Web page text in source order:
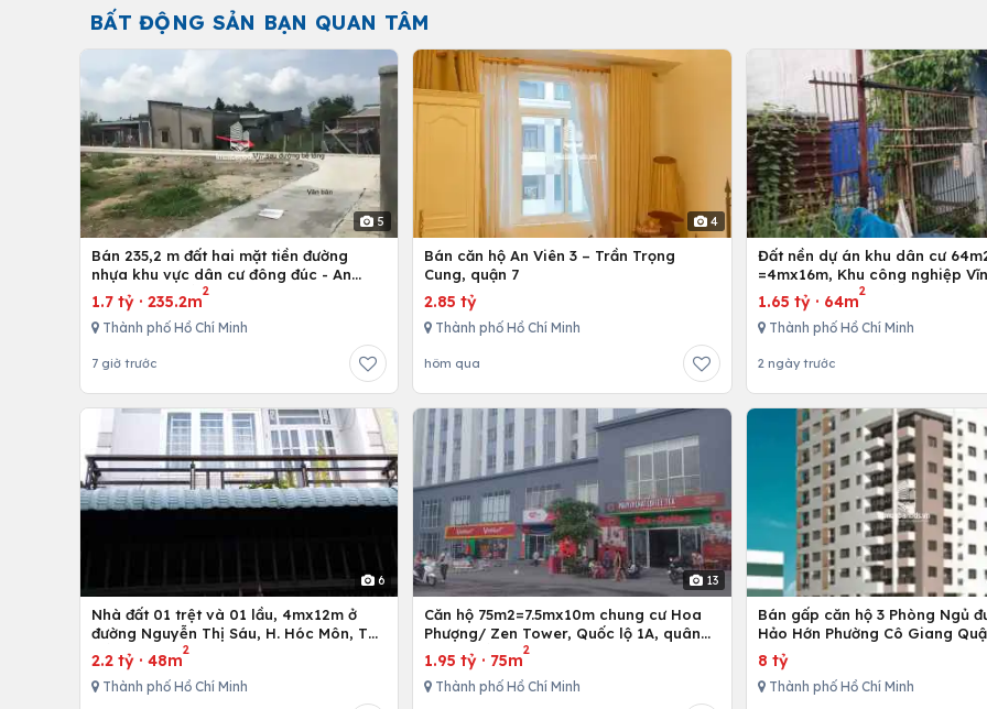
BẤT ĐỘNG SẢN BẠN QUAN TÂM
5
Bán 235,2 m đất hai mặt tiền đường
nhựa khu vực dân cư đông đúc - An
nhứt-Long Điền - Bà Rịa
1.7 tỷ · 235.2m
2
Thành phố Hồ Chí Minh
7 giờ trước
4
Bán căn hộ An Viên 3 – Trần Trọng
Cung, quận 7
2.85 tỷ
Thành phố Hồ Chí Minh
hôm qua
Đất nền dự án khu dân cư
=4mx16m, Khu công nghiệp
Bình Chánh, Tp. Hồ Chí Minh
1.65 tỷ· 64m
2
Thành phố Hồ Chí Minh
2 ngày trước
6
Nhà đất 01 trệt và 01 lầu, 4mx12m ở
đường Nguyễn Thị Sáu, H. Hóc Môn, Tp.
Hồ Chí Minh
2.2 tỷ · 48m
2
Thành phố Hồ Chí Minh
13
Căn hộ 75m2=7.5mx10m chung cư Hoa
Phượng/ Zen Tower, Quốc lộ 1A, quân
12,Tp. Hồ Chí Minh, Việt Nam
1.95 tỷ · 75m
2
Thành phố Hồ Chí Minh
Bán gấp căn hộ 3 Phòng Ngủ
Hảo Hớn Phường Cô Giang
8 tỷ
Thành phố Hồ Chí Minh